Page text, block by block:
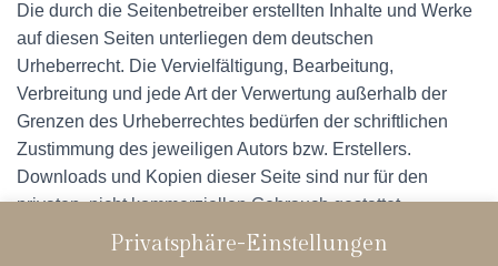
Die durch die Seitenbetreiber erstellten Inhalte und Werke
auf diesen Seiten unterliegen dem deutschen
Urheberrecht. Die Vervielfältigung, Bearbeitung,
Verbreitung und jede Art der Verwertung außerhalb der
Grenzen des Urheberrechtes bedürfen der schriftlichen
Zustimmung des jeweiligen Autors bzw. Erstellers.
Downloads und Kopien dieser Seite sind nur für den
privaten, nicht kommerziellen Gebrauch gestattet.
Soweit die Inhalte auf dieser Seite nicht vom Betreiber
Privatsphäre-Einstellungen